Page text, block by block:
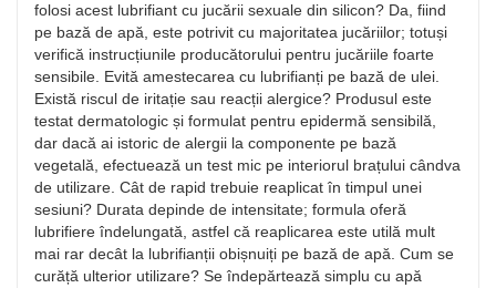
folosi acest lubrifiant cu jucării sexuale din silicon? Da, fiind
pe bază de apă, este potrivit cu majoritatea jucăriilor; totuși
verifică instrucțiunile producătorului pentru jucăriile foarte
sensibile. Evită amestecarea cu lubrifianți pe bază de ulei.
Există riscul de iritație sau reacții alergice? Produsul este
testat dermatologic și formulat pentru epidermă sensibilă,
dar dacă ai istoric de alergii la componente pe bază
vegetală, efectuează un test mic pe interiorul brațului cândva
de utilizare. Cât de rapid trebuie reaplicat în timpul unei
sesiuni? Durata depinde de intensitate; formula oferă
lubrifiere îndelungată, astfel că reaplicarea este utilă mult
mai rar decât la lubrifianții obișnuiți pe bază de apă. Cum se
curăță ulterior utilizare? Se îndepărtează simplu cu apă